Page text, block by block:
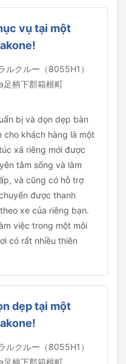
vụ tại một
ルクルー（8055H1）
足柄下郡箱根町
bị và dọn dẹp bàn
cho khách hàng là một
xá riêng mới được
tâm sống và làm
và cũng có hỗ trợ
được thanh
xe của riêng bạn.
việc trong một môi
có rất nhiều thiên
dẹp tại một
ルクルー（8055H1）
足柄下郡箱根町